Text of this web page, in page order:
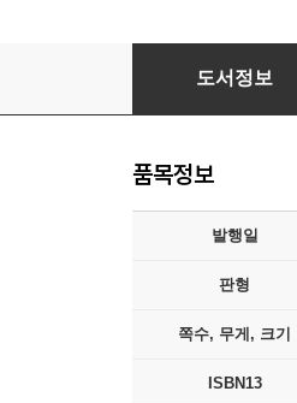
도서정보
품목정보
발행일
판형
쪽수, 무게, 크기
ISBN13